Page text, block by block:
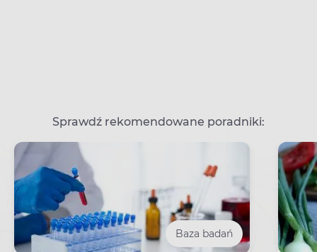
Sprawdź rekomendowane poradniki:
Baza badań